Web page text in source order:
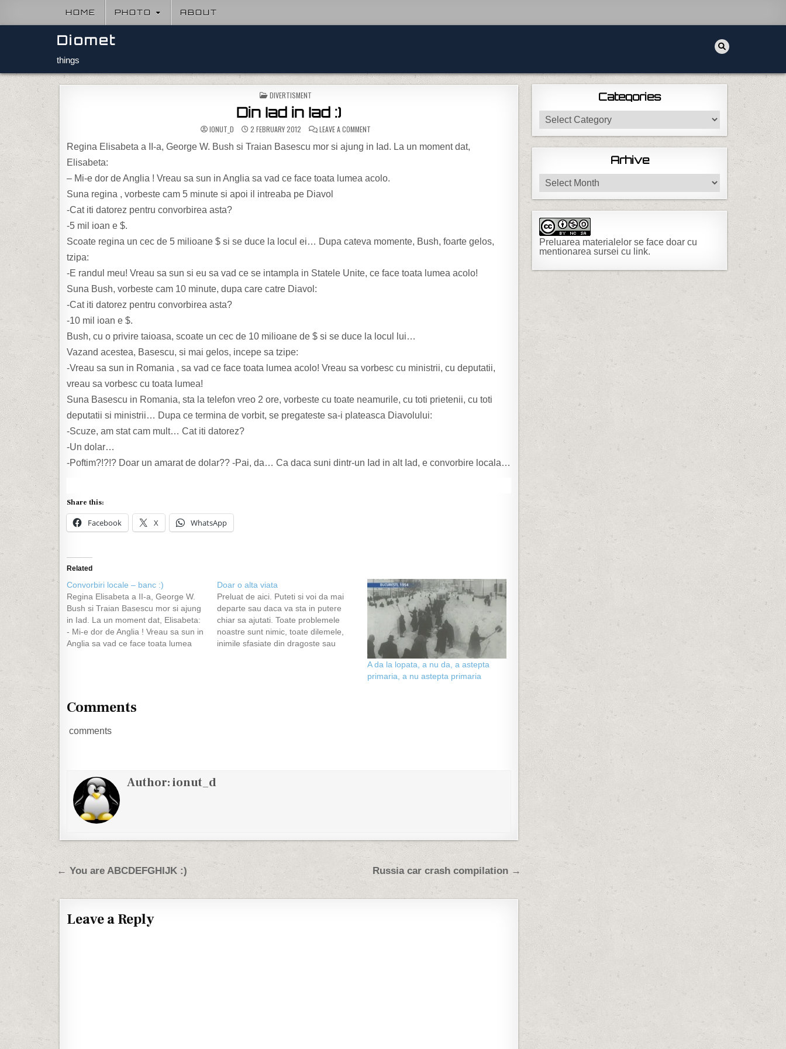
HOME PHOTO ABOUT
Diomet
things
POSTED IN
DIVERTISMENT
Din Iad in Iad :)
IONUT_D 2 FEBRUARY 2012 LEAVE A COMMENT
Regina Elisabeta a II-a, George W. Bush si Traian Basescu mor si ajung in Iad. La un moment dat,
Elisabeta:
– Mi-e dor de Anglia ! Vreau sa sun in Anglia sa vad ce face toata lumea acolo.
Suna regina , vorbeste cam 5 minute si apoi il intreaba pe Diavol
-Cat iti datorez pentru convorbirea asta?
-5 mil ioan e $.
Scoate regina un cec de 5 milioane $ si se duce la locul ei… Dupa cateva momente, Bush, foarte gelos,
tzipa:
-E randul meu! Vreau sa sun si eu sa vad ce se intampla in Statele Unite, ce face toata lumea acolo!
Suna Bush, vorbeste cam 10 minute, dupa care catre Diavol:
-Cat iti datorez pentru convorbirea asta?
-10 mil ioan e $.
Bush, cu o privire taioasa, scoate un cec de 10 milioane de $ si se duce la locul lui…
Vazand acestea, Basescu, si mai gelos, incepe sa tzipe:
-Vreau sa sun in Romania , sa vad ce face toata lumea acolo! Vreau sa vorbesc cu ministrii, cu deputatii,
vreau sa vorbesc cu toata lumea!
Suna Basescu in Romania, sta la telefon vreo 2 ore, vorbeste cu toate neamurile, cu toti prietenii, cu toti
deputatii si ministrii… Dupa ce termina de vorbit, se pregateste sa-i plateasca Diavolului:
-Scuze, am stat cam mult… Cat iti datorez?
-Un dolar…
-Poftim?!?!? Doar un amarat de dolar?? -Pai, da… Ca daca suni dintr-un Iad in alt Iad, e convorbire locala…
Share this:
Facebook X WhatsApp
Related
Convorbiri locale – banc :)
Regina Elisabeta a II-a, George W.
Bush si Traian Basescu mor si ajung
in Iad. La un moment dat, Elisabeta:
- Mi-e dor de Anglia ! Vreau sa sun in
Anglia sa vad ce face toata lumea
Doar o alta viata
Preluat de aici. Puteti si voi da mai
departe sau daca va sta in putere
chiar sa ajutati. Toate problemele
noastre sunt nimic, toate dilemele,
inimile sfasiate din dragoste sau
A da la lopata, a nu da, a astepta
primaria, a nu astepta primaria
Comments
comments
Author:ionut_d
Post navigation Russia car crash compilation →
← You are ABCDEFGHIJK :)
Leave a Reply
Categories
Categories
Arhive
Arhive
Preluarea materialelor se face doar cu
mentionarea sursei cu link.